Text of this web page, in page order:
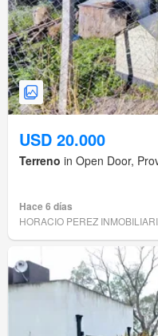
USD 20.000
Terreno in Open Door,
Hace 6 días
HORACIO PEREZ